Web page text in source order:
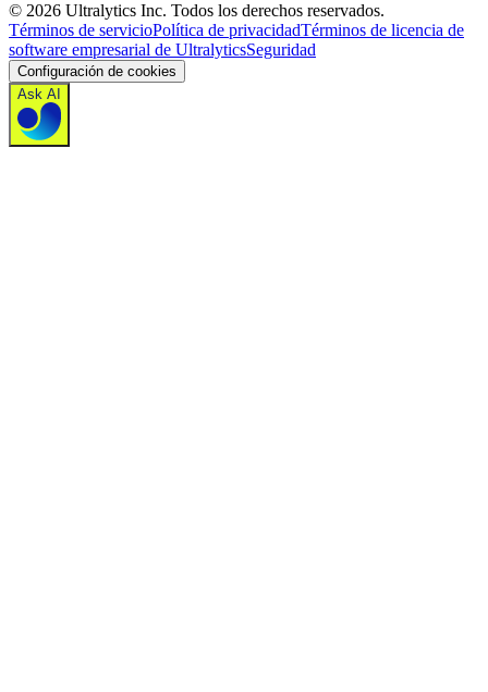
© 2026 Ultralytics Inc. Todos los derechos reservados.
Términos de servicioPolítica de privacidadTérminos de licencia de
software empresarial de UltralyticsSeguridad
Configuración de cookies
Ask AI